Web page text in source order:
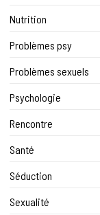
Nutrition
Problèmes psy
Problèmes sexuels
Psychologie
Rencontre
Santé
Séduction
Sexualité